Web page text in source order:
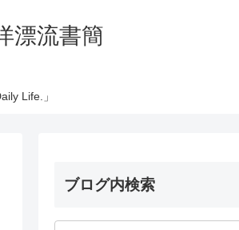
漂流書簡
Life.」
ブログ内検索